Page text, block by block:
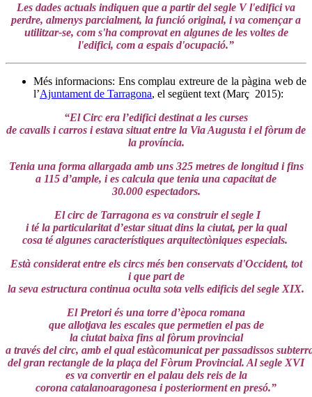
Les dades actuals indiquen que a partir del segle V l'edifici va
perdre, almenys parcialment, la funció original, i va començar a
utilitzar-se, com s'ha comprovat en algunes de les voltes de
l'edifici, com a espais d'ocupació.”
Més informacions: Ens complau extreure de la pàgina web de
l’Ajuntament de Tarragona, el següent text (Març 2015):
“El Circ era l’edifici destinat a les curses
de cavalls i carros i estava situat entre la Via Augusta i el fòrum de
la província.
Tenia una forma allargada amb uns 325 metres de longitud i fins
a 115 d’ample, i es calcula que tenia una capacitat de
30.000 espectadors.
El circ de Tarragona es va construir el segle I
i té la particularitat d’estar situat dins la ciutat, per la qual
cosa té algunes característiques arquitectòniques especials.
Està considerat entre els circs més ben conservats d'Occident, tot
i que part de
la seva estructura continua oculta sota vells edificis del segle XIX.
El Pretori és una torre d’època romana
que allotjava les escales que permetien el pas de
la ciutat baixa fins al fòrum provincial
a través del circ, amb el qual estàcomunicat per passadissos
del gran rectangle de la plaça del Fòrum Provincial. Al segle XVI
es va convertir en el palau dels reis de la
corona catalanoaragonesa i posteriorment en presó.”